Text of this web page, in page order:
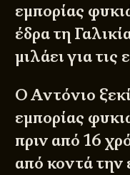
εμπορίας
έδρα τη
μιλάει για τις
Ο Αντόνιο
εμπορίας
πριν από 16
από κοντά την